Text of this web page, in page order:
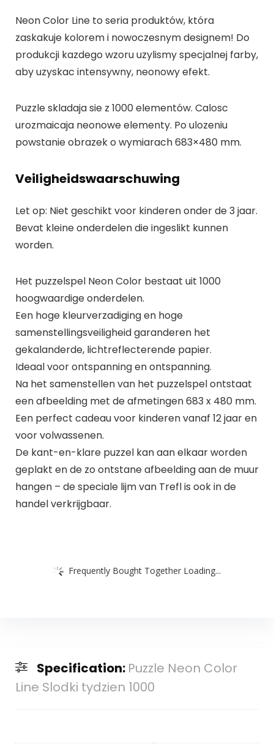
Neon Color Line to seria produktów, która
zaskakuje kolorem i nowoczesnym designem! Do
produkcji kazdego wzoru uzylismy specjalnej farby,
aby uzyskac intensywny, neonowy efekt.
Puzzle skladaja sie z 1000 elementów. Calosc
urozmaicaja neonowe elementy. Po ulozeniu
powstanie obrazek o wymiarach 683×480 mm.
Veiligheidswaarschuwing
Let op: Niet geschikt voor kinderen onder de 3 jaar.
Bevat kleine onderdelen die ingeslikt kunnen
worden.
Het puzzelspel Neon Color bestaat uit 1000
hoogwaardige onderdelen.
Een hoge kleurverzadiging en hoge
samenstellingsveiligheid garanderen het
gekalanderde, lichtreflecterende papier.
Ideaal voor ontspanning en ontspanning.
Na het samenstellen van het puzzelspel ontstaat
een afbeelding met de afmetingen 683 x 480 mm.
Een perfect cadeau voor kinderen vanaf 12 jaar en
voor volwassenen.
De kant-en-klare puzzel kan aan elkaar worden
geplakt en de zo ontstane afbeelding aan de muur
hangen – de speciale lijm van Trefl is ook in de
handel verkrijgbaar.
Frequently Bought Together Loading...
Specification: Puzzle Neon Color
Line Slodki tydzien 1000